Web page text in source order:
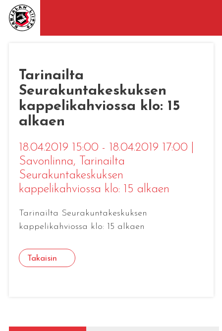
Tarinailta
Seurakuntakeskuksen
kappelikahviossa klo: 15
alkaen
18.04.2019 15:00 - 18.04.2019 17:00
Savonlinna, Tarinailta
Seurakuntakeskuksen
kappelikahviossa klo: 15 alkaen
Tarinailta Seurakuntakeskuksen
kappelikahviossa klo: 15 alkaen
Takaisin